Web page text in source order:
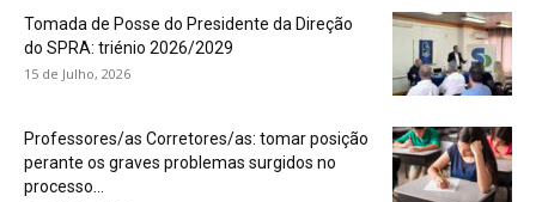
Tomada de Posse do Presidente da Direção
do SPRA: triénio 2026/2029
15 de Julho, 2026
Professores/as Corretores/as: tomar posição
perante os graves problemas surgidos no
processo...